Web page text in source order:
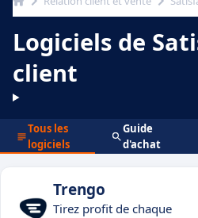
Logiciels de
client
Tous les
logiciels
Guide
d'achat
Trengo
Tirez profit de chaque